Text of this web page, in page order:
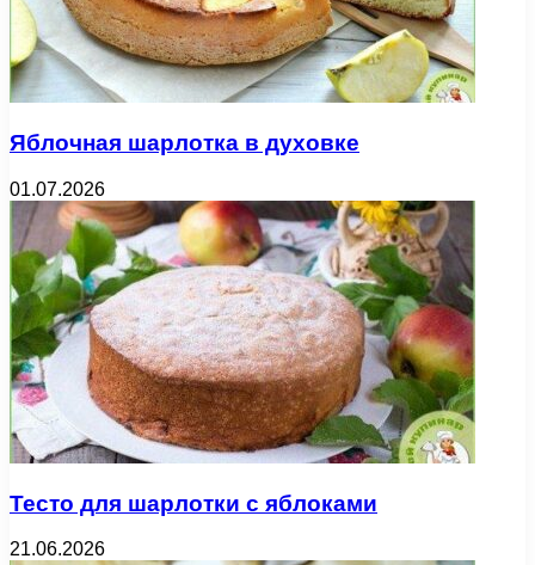
Яблочная шарлотка в духовке
01.07.2026
Тесто для шарлотки с яблоками
21.06.2026